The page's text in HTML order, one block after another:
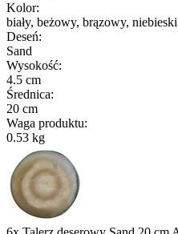
Kolor:
biały, beżowy, brązowy,
Deseń:
Sand
Wysokość:
4.5 cm
Średnica:
20 cm
Waga produktu:
0.53 kg